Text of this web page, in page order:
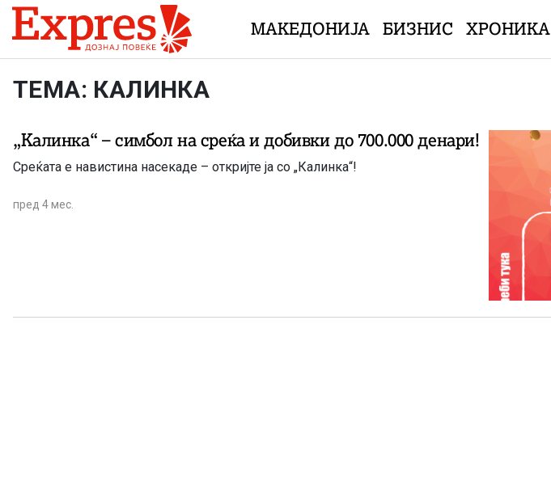
Skip to content
МАКЕДОНИЈА БИЗНИС ХРОНИКА
ТЕМА: КАЛИНКА
„Калинка“ – симбол на среќа и добивки до 700.000 денари!
Среќата е навистина насекаде – откријте ја со „Калинка“!
пред 4 мес.